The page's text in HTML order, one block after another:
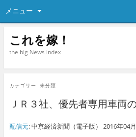
メニュー
これを嫁！
the big News index
カテゴリー: 未分類
ＪＲ３社、優先者専用車両
配信元: 中京経済新聞（電子版） 2016年04